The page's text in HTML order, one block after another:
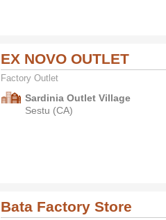
EX NOVO OUTLET
Factory Outlet
Sardinia Outlet Village
Sestu (CA)
Bata Factory Store